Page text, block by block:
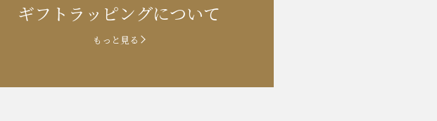
ギフトラッピングについて
もっと見る